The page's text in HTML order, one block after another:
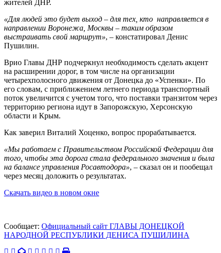
жителей ДНР.
«Для людей это будет выход – для тех, кто направляется в
направлении Воронежа, Москвы – таким образом
выстраивать свой маршрут», – констатировал Денис
Пушилин.
Врио Главы ДНР подчеркнул необходимость сделать акцент
на расширении дорог, в том числе на организации
четырехполосного движения от Донецка до «Успенки». По
его словам, с приближением летнего периода транспортный
поток увеличится с учетом того, что поставки транзитом через
территорию региона идут в Запорожскую, Херсонскую
области и Крым.
Как заверил Виталий Хоценко, вопрос прорабатывается.
«Мы работаем с Правительством Российской Федерации для
того, чтобы эта дорога стала федерального значения и была
на балансе управления Росавтодора», – сказал он и пообещал
через месяц доложить о результатах.
Скачать видео в новом окне
Сообщает: Официальный сайт ГЛАВЫ ДОНЕЦКОЙ
НАРОДНОЙ РЕСПУБЛИКИ ДЕНИСА ПУШИЛИНА